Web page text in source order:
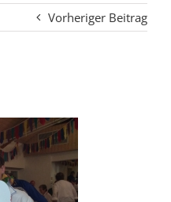
Vorheriger Beitrag